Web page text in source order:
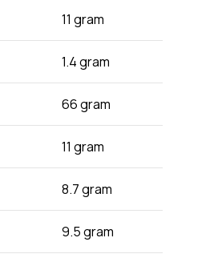
11 gram
1.4 gram
66 gram
11 gram
8.7 gram
9.5 gram